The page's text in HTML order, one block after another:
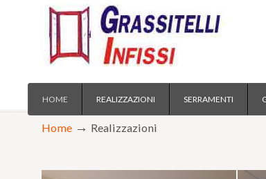
Vendita installazione serramenti Abbiategrasso e Corsico
HOME REALIZZAZIONI SERRAMENTI
Home → Realizzazioni